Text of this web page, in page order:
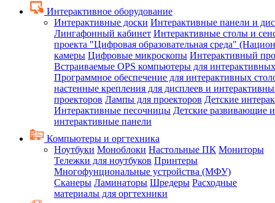
Интерактивное оборудование
Интерактивные доски Интерактивные панели и
Лингафонный кабинет Интерактивные столы и
проекта "Цифровая образовательная среда"
камеры Цифровые микроскопы Интерактивный
Встраиваемые OPS компьютеры для
Программное обеспечение для интерактивных
настенные крепления для дисплеев и
проекторов Лампы для проекторов Детские
Интерактивные песочницы Детские развивающие
интерактивные панели
Компьютеры и оргтехника
Ноутбуки Моноблоки Настольные ПК Мониторы
Тележки для ноутбуков Принтеры
Многофунциональные устройства (МФУ)
Сканеры Ламинаторы Шредеры Расходные
материалы для оргтехники